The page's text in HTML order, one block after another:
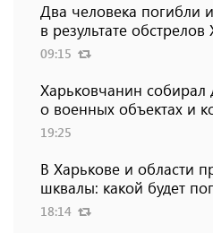
Два человека погибли
в результате
09:15
Харьковчанин собирал
о военных объектах и
19:25
В Харькове и области
шквалы: какой будет
18:14